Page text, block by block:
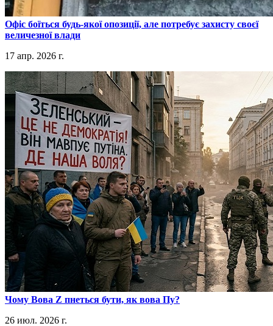
​Офіс боїться будь-якої опозиції, але потребує захисту своєї
величезної влади
17 апр. 2026 г.
​Чому Вова Z пнеться бути, як вова Пу?
26 июл. 2026 г.